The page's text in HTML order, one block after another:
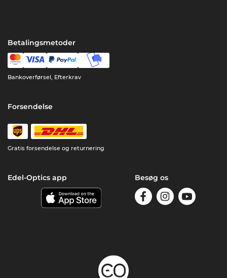
Betalingsmetoder
Bankoverførsel, Efterkrav
Forsendelse
Gratis forsendelse og returnering
Edel-Optics app Besøg os